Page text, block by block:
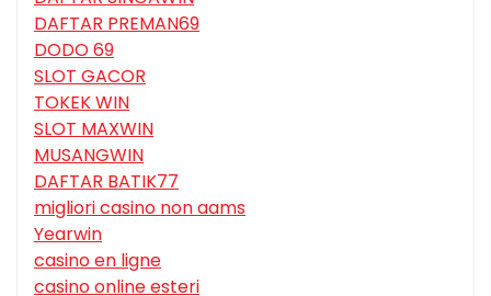
DAFTAR PREMAN69
DODO 69
SLOT GACOR
TOKEK WIN
SLOT MAXWIN
MUSANGWIN
DAFTAR BATIK77
migliori casino non aams
Yearwin
casino en ligne
casino online esteri